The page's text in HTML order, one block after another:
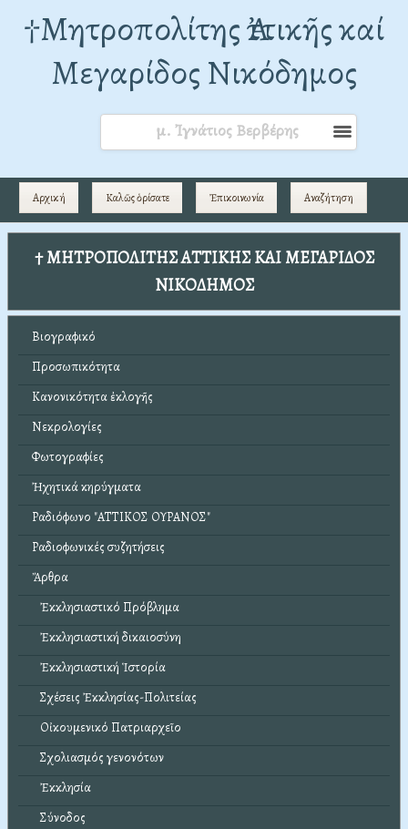
†Mητροπολίτης Ἀττικῆς καί
Μεγαρίδος Νικόδημος
μ. Ἰγνάτιος Βερβέρης
Αρχική Καλῶς ὁρίσατε Ἐπικοινωνία Αναζήτηση
† ΜΗΤΡΟΠΟΛΙΤΗΣ ΑΤΤΙΚΗΣ ΚΑΙ ΜΕΓΑΡΙΔΟΣ
ΝΙΚΟΔΗΜΟΣ
Βιογραφικό
Προσωπικότητα
Κανονικότητα ἐκλογῆς
Νεκρολογίες
Φωτογραφίες
Ἠχητικά κηρύγματα
Ραδιόφωνο "ΑΤΤΙΚΟΣ ΟΥΡΑΝΟΣ"
Ραδιοφωνικές συζητήσεις
Ἄρθρα
Ἐκκλησιαστικό Πρόβλημα
Ἐκκλησιαστική δικαιοσύνη
Ἐκκλησιαστική Ἱστορία
Σχέσεις Ἐκκλησίας-Πολιτείας
Οἰκουμενικό Πατριαρχεῖο
Σχολιασμός γενονότων
Ἐκκλησία
Σύνοδος